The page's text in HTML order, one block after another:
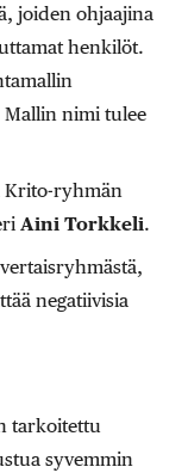
joiden ohjaajina
henkilöt.
Mallin nimi tulee
Krito-ryhmän
Aini Torkkeli.
negatiivisia
tarkoitettu
syvemmin